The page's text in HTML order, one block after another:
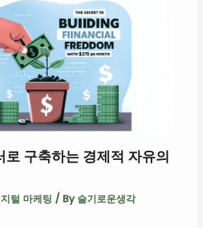
구축하는 경제적 자유의
털 마케팅 / By 슬기로운생각